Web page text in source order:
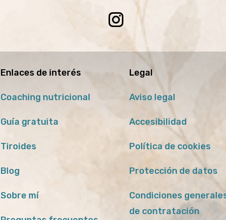
Enlaces de interés
Coaching nutricional
Guía gratuita
Tiroides
Blog
Sobre mí
Legal
Aviso legal
Accesibilidad
Política de cookies
Protección de datos
Condiciones
de contratación